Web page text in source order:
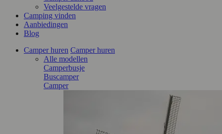
Veelgestelde vragen
Camping vinden
Aanbiedingen
Blog
Camper huren Camper huren
Alle modellen
Camperbusje
Buscamper
Camper